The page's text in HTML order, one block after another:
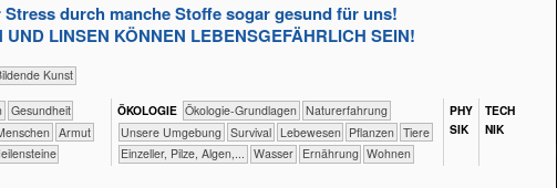
durch manche Stoffe sogar gesund für uns!
UND LINSEN KÖNNEN LEBENSGEFÄHRLICH SEIN!
Kunst
​​​​​​Gesundheit
Armut
ÖKO​LOGIE ​​​​​​​​​​​​​​​​Ökologie-Grundlagen ​​​​​​​​​​​​​Naturerfahrung
​​​​​​​​​​​​​Unsere Umgebung ​​​​​​​​​​​​Survival ​​​​​​​​​Lebewesen ​​​​​​​​​Pflanzen ​​​​​​​​Tiere
​​​​​​​Einzeller, Pilze, Algen,...
​​​​​​Wasser ​​​​Ernährung ​​​​Wohnen
PHY​
SIK
TECH​
NIK